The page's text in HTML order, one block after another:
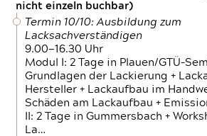
nicht einzeln buchbar)
Termin 10/10: Ausbildung zum
Lacksachverständigen
9.00—16.30 Uhr
Modul I: 2 Tage in Plauen/GTÜ-
Grundlagen der Lackierung +
Hersteller + Lackaufbau im
Schäden am Lackaufbau +
II: 2 Tage in Gummersbach +
La…